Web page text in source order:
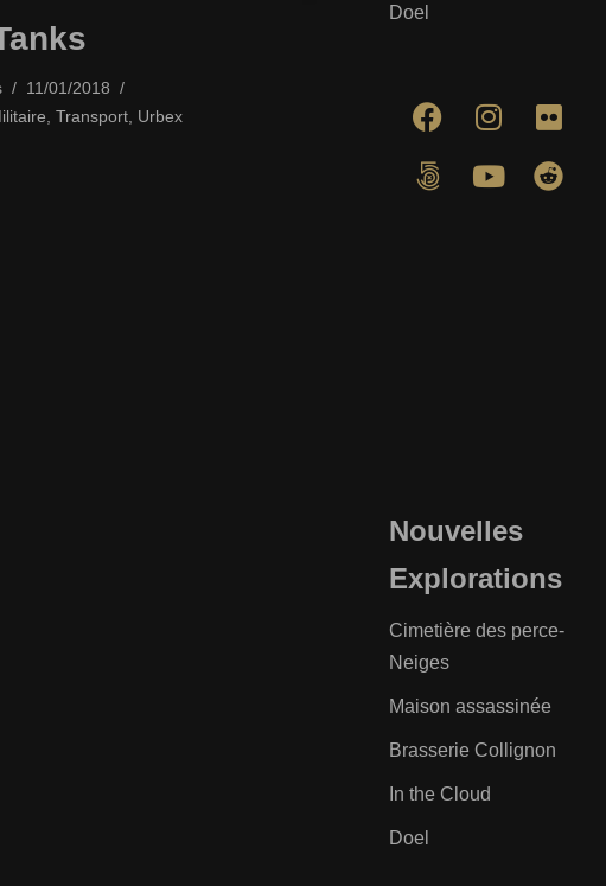
11/01/2018
, Transport, Urbex
Doel
Nouvelles
Explorations
Cimetière des perce-
Neiges
Maison assassinée
Brasserie Collignon
In the Cloud
Doel